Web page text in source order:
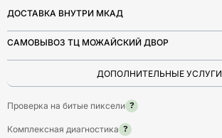
ДОСТАВКА ВНУТРИ МКАД
САМОВЫВОЗ ТЦ МОЖАЙСКИЙ ДВОР
ДОПОЛНИТЕЛЬНЫЕ УСЛУГИ
Проверка на битые пиксели ?
Комплексная диагностика ?